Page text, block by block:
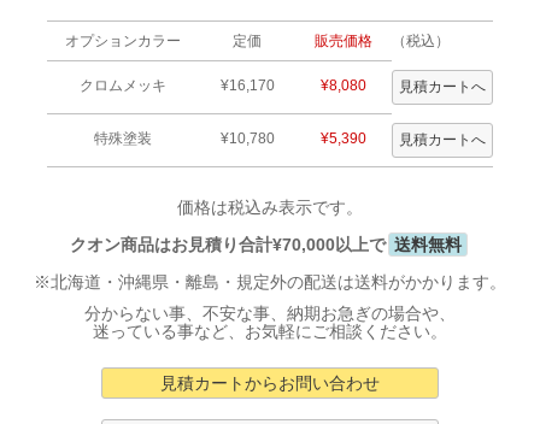
オプションカラー 定価 販売価格 （税込）
クロムメッキ ¥16,170 ¥8,080
特殊塗装 ¥10,780 ¥5,390
価格は税込み表示です。
クオン商品はお見積り合計¥70,000以上で 送料無料
※北海道・沖縄県・離島・規定外の配送は送料がかかります。
分からない事、不安な事、納期お急ぎの場合や、
迷っている事など、お気軽にご相談ください。
見積カートからお問い合わせ